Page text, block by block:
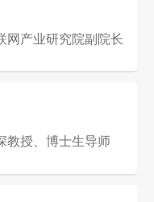
网产业研究院副院长
教授、博士生导师